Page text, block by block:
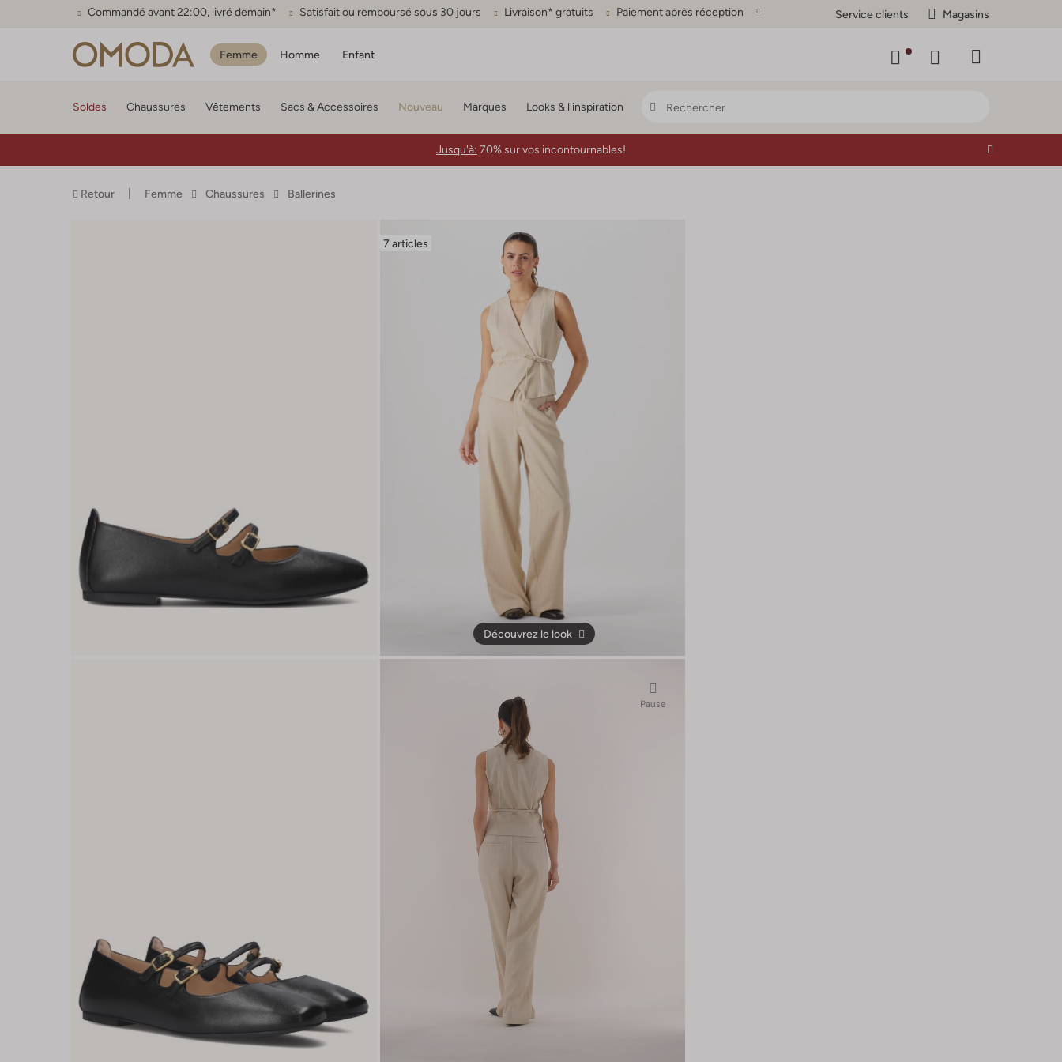
Commandé avant 22:00, livré demain* Satisfait ou remboursé sous 30 jours Livraison* gratuits Paiement après réception Service clients Magasins
Femme Homme Enfant
Soldes Chaussures Vêtements Sacs & Accessoires Nouveau Marques Looks & l'inspiration
Jusqu'à: 70% sur vos incontournables!
Retour Femme Chaussures Ballerines
7 articles
Découvrez le look
Pause